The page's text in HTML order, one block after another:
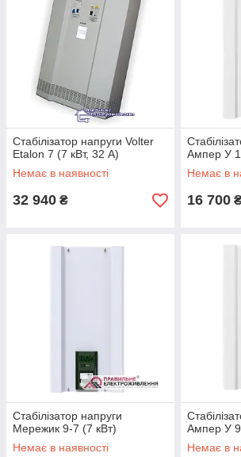
Україні.
Обрати
лічильника на всю квартиру, будинок,
короткого замикання в навантаженні.
Основні критерії
стабілізатора для
Спосіб підключення
Найпоширеніші два
локальне дозволяє
Стабілізатор напруги Volter
Etalon 7 (7 кВт, 32 А)
Немає в наявності
32 940 ₴
Ампер У
Немає в
16 700
Стабілізатор напруги
Мережик 9-7 (7 кВт)
Немає в наявності
Ампер У
Немає в